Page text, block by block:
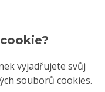
vyjadřujete svůj
souborů cookies.